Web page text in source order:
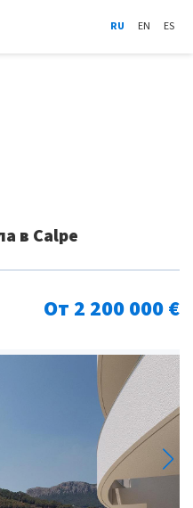
RU EN ES
в Calpe
От 2 200 000 €